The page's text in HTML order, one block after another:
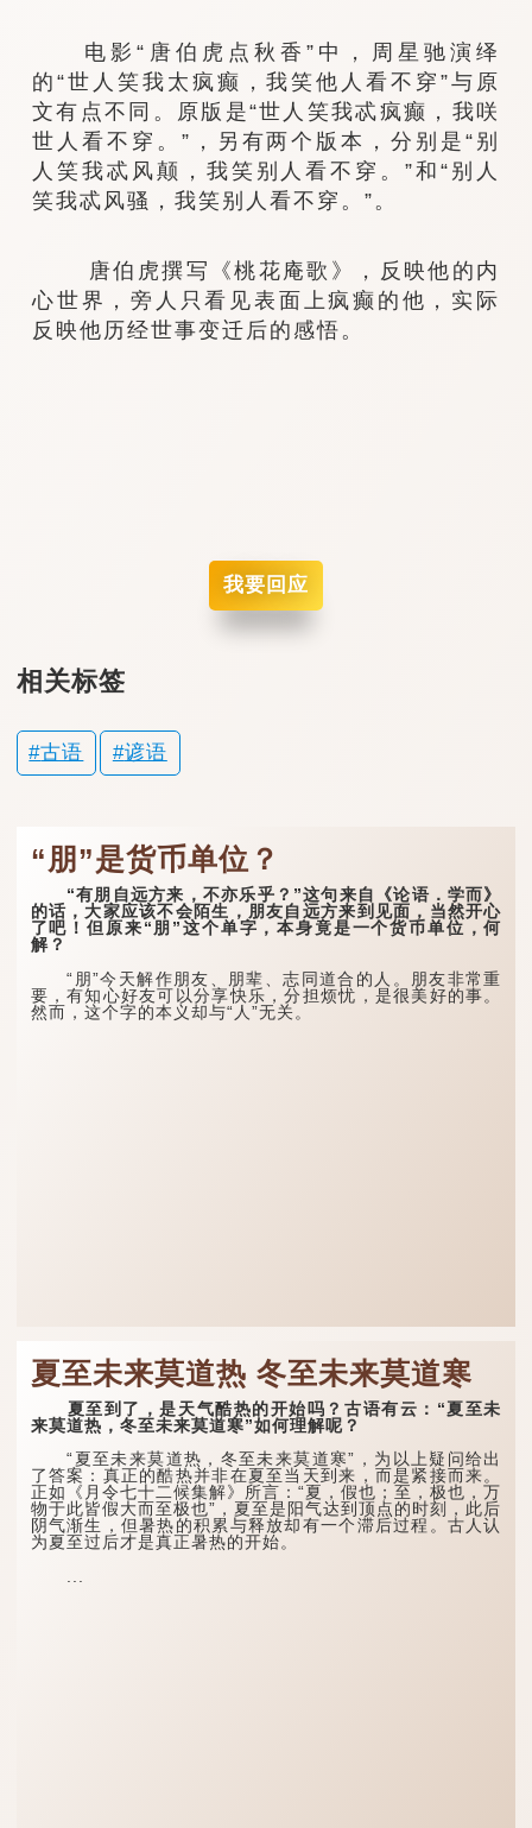
电影“唐伯虎点秋香”中，周星驰演绎
的“世人笑我太疯癫，我笑他人看不穿”与原
文有点不同。原版是“世人笑我忒疯癫，我咲
世人看不穿。”，另有两个版本，分别是“别
人笑我忒风颠，我笑别人看不穿。”和“别人
笑我忒风骚，我笑别人看不穿。”。
唐伯虎撰写《桃花庵歌》，反映他的内
心世界，旁人只看见表面上疯癫的他，实际
反映他历经世事变迁后的感悟。
我要回应
相关标签
古语 谚语
“朋”是货币单位？
“有朋自远方来，不亦乐乎？”这句来自《论语．学而》
的话，大家应该不会陌生，朋友自远方来到见面，当然开心
了吧！但原来“朋”这个单字，本身竟是一个货币单位，何
解？
“朋”今天解作朋友、朋辈、志同道合的人。朋友非常重
要，有知心好友可以分享快乐，分担烦忧，是很美好的事。
然而，这个字的本义却与“人”无关。
夏至未来莫道热 冬至未来莫道寒
夏至到了，是天气酷热的开始吗？古语有云：“夏至未
来莫道热，冬至未来莫道寒”如何理解呢？
“夏至未来莫道热，冬至未来莫道寒”，为以上疑问给出
了答案：真正的酷热并非在夏至当天到来，而是紧接而来。
正如《月令七十二候集解》所言：“夏，假也；至，极也，万
物于此皆假大而至极也”，夏至是阳气达到顶点的时刻，此后
阴气渐生，但暑热的积累与释放却有一个滞后过程。古人认
为夏至过后才是真正暑热的开始。